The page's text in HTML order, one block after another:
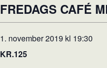
FREDAGS CAFÉ
1. november 2019 kl 19:30
KR.125